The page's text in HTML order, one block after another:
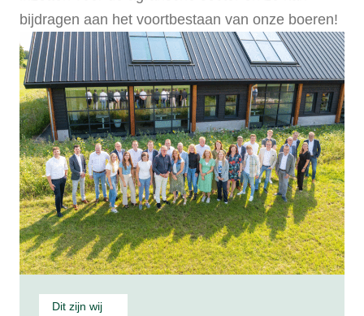
bijdragen aan het voortbestaan van onze boeren!
Dit zijn wij